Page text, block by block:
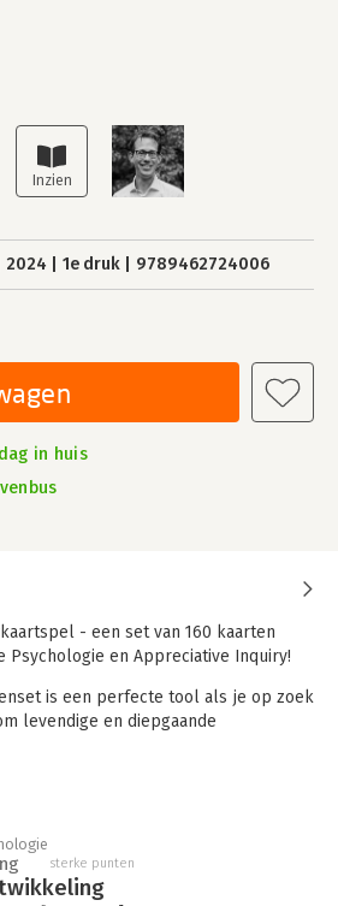
2024 1e druk 9789462724006
in huis
- een set van 160 kaarten
Psychologie en Appreciative Inquiry!
is een perfecte tool als je op zoek
levendige en diepgaande
gewenste toekomst’ en ‘veerkrachtig
Het spelen van Het
niet alleen voor boeiende
sterke punten